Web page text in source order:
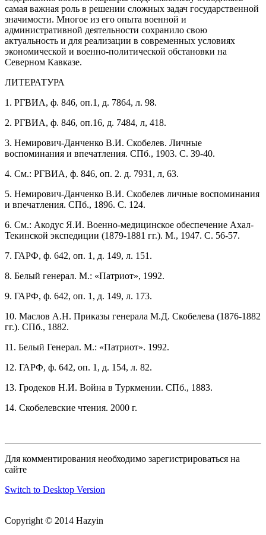
самая важная роль в решении сложных задач государственной
значимости. Многое из его опыта военной и
административной деятельности сохранило свою
актуальность и для реализации в современных условиях
экономической и военно-политической обстановки на
Северном Кавказе.
ЛИТЕРАТУРА
1. РГВИА, ф. 846, оп.1, д. 7864, л. 98.
2. РГВИА, ф. 846, оп.16, д. 7484, л, 418.
3. Немирович-Данченко В.И. Скобелев. Личные
воспоминания и впечатления. СПб., 1903. С. 39-40.
4. См.: РГВИА, ф. 846, оп. 2. д. 7931, л, 63.
5. Немирович-Данченко В.И. Скобелев личные воспоминания
и впечатления. СПб., 1896. С. 124.
6. См.: Акодус Я.И. Военно-медицинское обеспечение Ахал-
Текинской экспедиции (1879-1881 гг.). М., 1947. С. 56-57.
7. ГАРФ, ф. 642, оп. 1, д. 149, л. 151.
8. Белый генерал. М.: «Патриот», 1992.
9. ГАРФ, ф. 642, оп. 1, д. 149, л. 173.
10. Маслов А.Н. Приказы генерала М.Д. Скобелева (1876-1882
гг.). СПб., 1882.
11. Белый Генерал. М.: «Патриот». 1992.
12. ГАРФ, ф. 642, оп. 1, д. 154, л. 82.
13. Гродеков Н.И. Война в Туркмении. СПб., 1883.
14. Скобелевские чтения. 2000 г.
Для комментирования необходимо зарегистрироваться на
сайте
Switch to Desktop Version
Copyright © 2014 Hazyin